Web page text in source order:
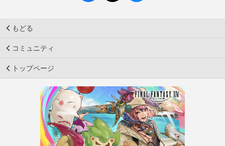
もどる
コミュニティ
トップページ